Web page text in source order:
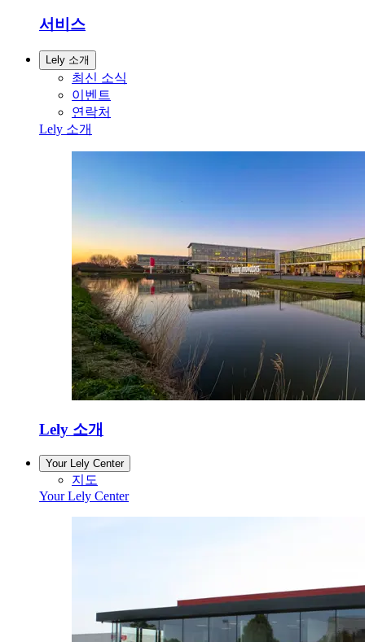
서비스
Lely 소개
최신 소식
이벤트
연락처
Lely 소개
Lely 소개
Your Lely Center
지도
Your Lely Center